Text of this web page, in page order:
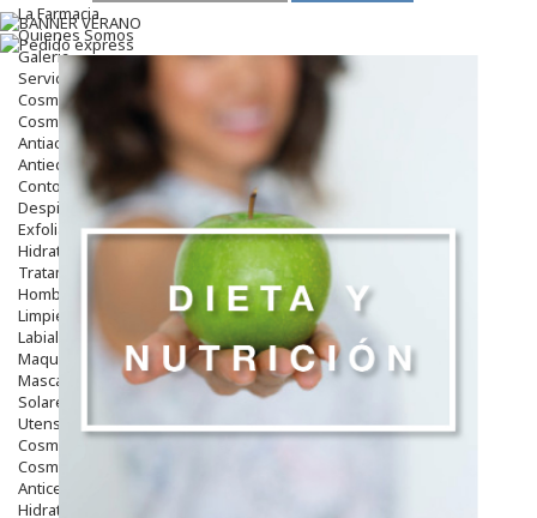
La Farmacia
Quienes Somos
Galeria
Servicios
Cosmética
Cosmética Facial
Antiacné
Antiedad
Contorno De Ojos
Despigmentantes
Exfoliantes
Hidratantes
Tratamientos De Noche
Hombre
Limpieza
Labiales
Maquillajes Y Color
Mascarillas
Solares
Utensilios
Cosmética Capilar
Cosmética Corporal
Anticelulíticos
Hidratantes Corporales